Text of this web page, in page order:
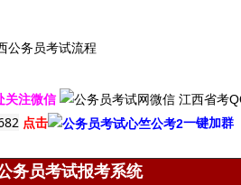
关注微信
江西省考
点击 一键加群
务员考试报考系统